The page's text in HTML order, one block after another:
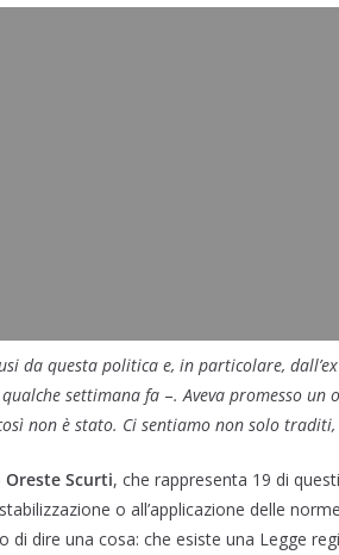
da questa politica e, in particolare,
settimana fa –. Aveva promesso
non è stato. Ci sentiamo non solo
Oreste Scurti, che rappresenta 19 di
o all’applicazione delle
di dire una cosa: che esiste una Legge